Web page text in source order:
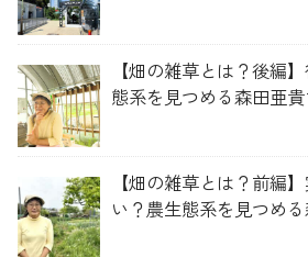
【畑の雑草とは？後編
態系を見つめる森田亜
【畑の雑草とは？前編
い？農生態系を見つめ